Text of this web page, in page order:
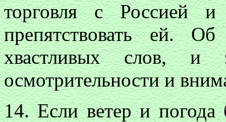
торговля с Россией
препятствовать ей.
хвастливых слов, и
осмотрительности и
14. Если ветер и погода